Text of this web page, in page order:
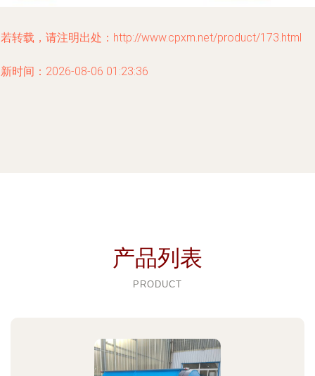
转载，请注明出处：http://www.cpxm.net/product/173.html
时间：2026-08-06 01:23:36
产品列表
PRODUCT